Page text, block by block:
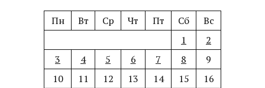
Пн Вт Ср Чт Пт Сб
Вс
1
2
3
4 5 6 7 8
9
10
11 12 13 14 15
16